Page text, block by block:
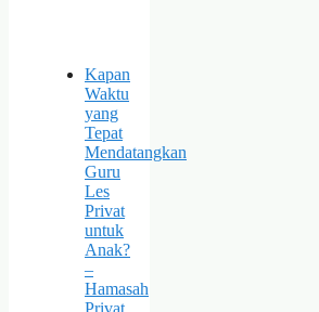
Kapan
Waktu
yang
Tepat
Mendatangkan
Guru
Les
Privat
untuk
Anak?
–
Hamasah
Privat